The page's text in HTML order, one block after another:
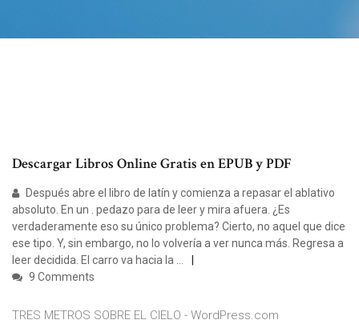
Descargar Libros Online Gratis en EPUB y PDF
Después abre el libro de latín y comienza a repasar el ablativo
absoluto. En un . pedazo para de leer y mira afuera. ¿Es
verdaderamente eso su único problema? Cierto, no aquel que dice
ese tipo. Y, sin embargo, no lo volvería a ver nunca más. Regresa a
leer decidida. El carro va hacia la …
9 Comments
TRES METROS SOBRE EL CIELO - WordPress.com